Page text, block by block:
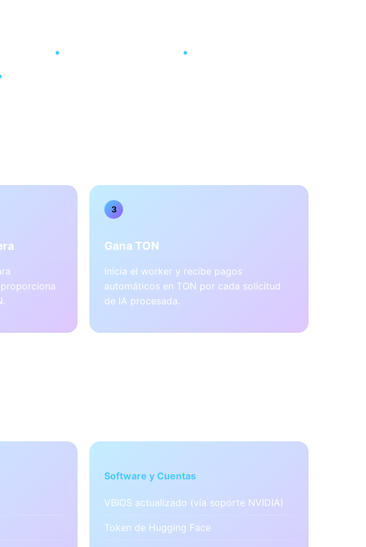
3
Gana TON
Inicia el worker y recibe pagos
automáticos en TON por cada solicitud
de IA procesada.
Software y Cuentas
VBIOS actualizado (vía soporte NVIDIA)
Token de Hugging Face